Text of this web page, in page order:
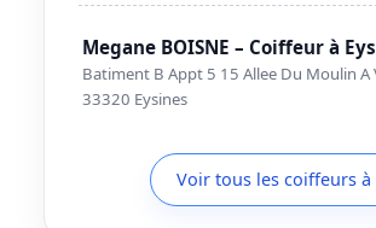
Megane BOISNE – Coiffeur à
Batiment B Appt 5 15 Allee Du Moulin A
33320 Eysines
Voir tous les coiffeurs à